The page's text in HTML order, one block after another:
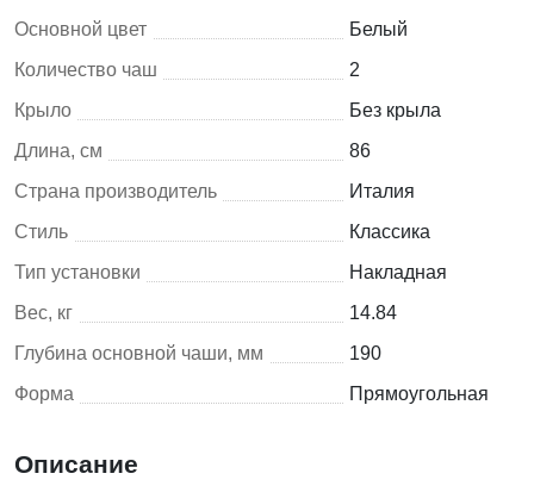
Основной цвет
Белый
Количество чаш
2
Крыло
Без крыла
Длина, см
86
Страна производитель
Италия
Стиль
Классика
Тип установки
Накладная
Вес, кг
14.84
Глубина основной чаши, мм
190
Форма
Прямоугольная
Описание